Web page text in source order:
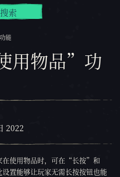
搜索
能
用物品”功
2022
在使用物品时，可在“长按”和
置能够让玩家无需长按按钮也能